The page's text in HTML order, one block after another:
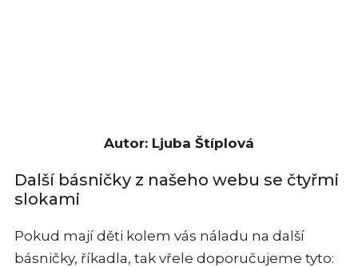
Autor: Ljuba Štíplová
Další básničky z našeho webu se čtyřmi
slokami
Pokud mají děti kolem vás náladu na další
básničky, říkadla, tak vřele doporučujeme tyto: